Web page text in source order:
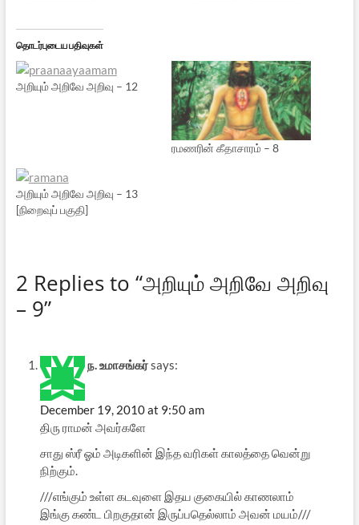
தொடர்புடைய பதிவுகள்
அறியும் அறிவே அறிவு – 12
ரமணரின் கீதாசாரம் – 8
அறியும் அறிவே அறிவு – 13
[நிறைவுப் பகுதி]
2 Replies to “அறியும் அறிவே அறிவு
– 9”
ந. உமாசங்கர்says:
December 19, 2010 at 9:50 am
திரு ராமன் அவர்களே
சாது ஸ்ரீ ஓம் அடிகளின் இந்த வரிகள் காலத்தை வென்று
நிற்கும்.
///எங்கும் உள்ள கடவுளை இதய குகையில் காணலாம்
இங்கு கண்ட பிறகுதான் இருப்பதெல்லாம் அவன் மயம்///